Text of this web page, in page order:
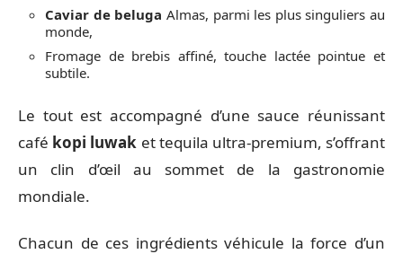
Caviar de beluga Almas, parmi les plus singuliers au
monde,
Fromage de brebis affiné, touche lactée pointue et
subtile.
Le tout est accompagné d’une sauce réunissant
café kopi luwak et tequila ultra-premium, s’offrant
un clin d’œil au sommet de la gastronomie
mondiale.
Chacun de ces ingrédients véhicule la force d’un